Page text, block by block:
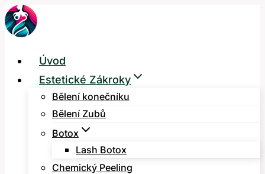
Přeskočit
na
Úvod
Estetické Zákroky
Bělení konečníku
Bělení Zubů
Botox
Lash Botox
Chemický Peeling